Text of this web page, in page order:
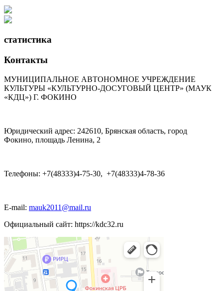
статистика
Контакты
МУНИЦИПАЛЬНОЕ АВТОНОМНОЕ УЧРЕЖДЕНИЕ
КУЛЬТУРЫ «КУЛЬТУРНО-ДОСУГОВЫЙ ЦЕНТР» (МАУК
«КДЦ») Г. ФОКИНО
Юридический адрес: 242610, Брянская область, город
Фокино, площадь Ленина, 2
Телефоны: +7(48333)4-75-30, +7(48333)4-78-36
E-mail: mauk2011@mail.ru
Официальный сайт: https://kdc32.ru